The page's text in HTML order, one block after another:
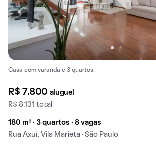
Casa com varanda e 3 quartos.
R$ 7.800 aluguel
R$ 8.131 total
180 m² · 3 quartos · 8 vagas
Rua Axuí, Vila Marieta · São Paulo